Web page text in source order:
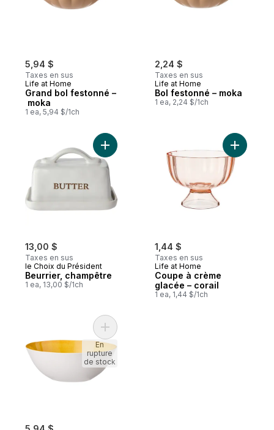
5,94 $
Taxes en sus
Life at Home
Grand bol festonné –
moka
1 ea, 5,94 $/1ch
2,24 $
Taxes en sus
Life at Home
Bol festonné – moka
1 ea, 2,24 $/1ch
13,00 $
Taxes en sus
le Choix du Président
Beurrier, champêtre
1 ea, 13,00 $/1ch
Ajouter Beurrier, champêtre au panier
1,44 $
Taxes en sus
Life at Home
Coupe à crème
glacée – corail
1 ea, 1,44 $/1ch
Ajouter
Ajouter Grand bol de service – mangue
En
rupture
de stock